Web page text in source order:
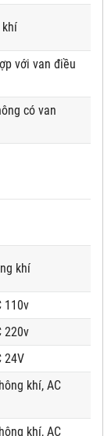
khí
với van điều
có van
khí
110v
220v
24V
khí, AC
khí, AC